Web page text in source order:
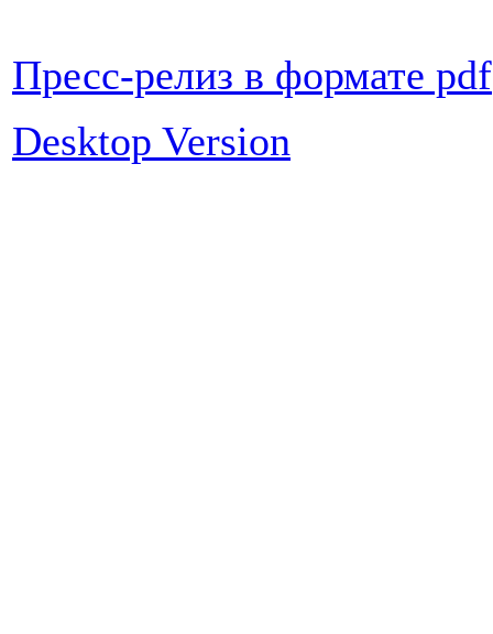
Пресс-релиз в формате pdf
Desktop Version